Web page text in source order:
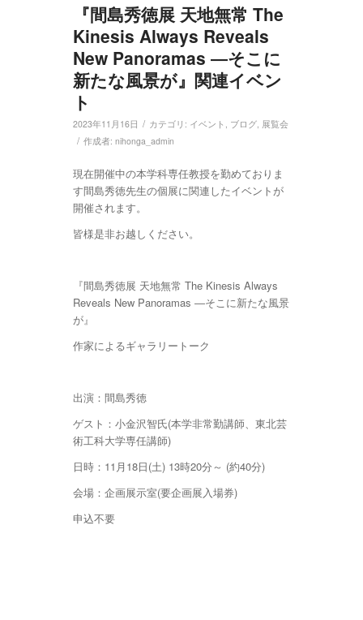
『間島秀徳展 天地無常 The
Kinesis Always Reveals
New Panoramas ―そこに
新たな風景が』関連イベン
ト
2023年11月16日 / カテゴリ: イベント ブログ 展覧会
/ 作成者: nihonga_admin
現在開催中の本学科専任教授を勤めておりま
す間島秀徳先生の個展に関連したイベントが
開催されます。
皆様是非お越しください。
『間島秀徳展 天地無常 The Kinesis Always
Reveals New Panoramas ―そこに新たな風景
が』
作家によるギャラリートーク
出演：間島秀徳
ゲスト：小金沢智氏(本学非常勤講師、東北芸
術工科大学専任講師)
日時：11月18日(土) 13時20分～ (約40分)
会場：企画展示室(要企画展入場券)
申込不要